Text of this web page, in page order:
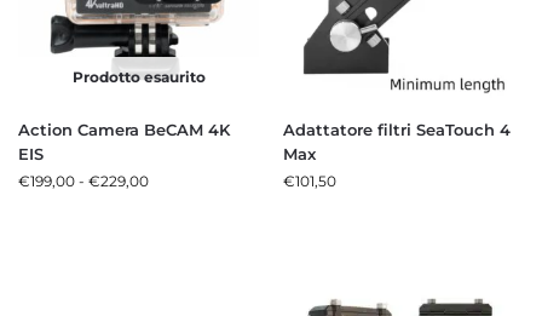
Prodotto esaurito
Action Camera BeCAM 4K
EIS
€199,00 - €229,00
Adattatore filtri SeaTouch 4
Max
€101,50